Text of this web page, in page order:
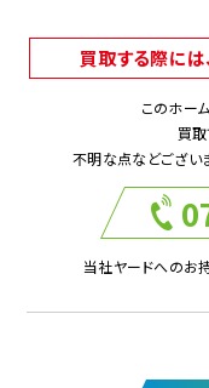
買取する際には
このホー
買取
不明な点などござい
当社ヤードへのお